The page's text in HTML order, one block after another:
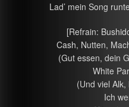
Lad’ mein Song
[Refrain:
Cash, Nutten,
(Gut essen, dein
White
(Und viel Alk,
Ich